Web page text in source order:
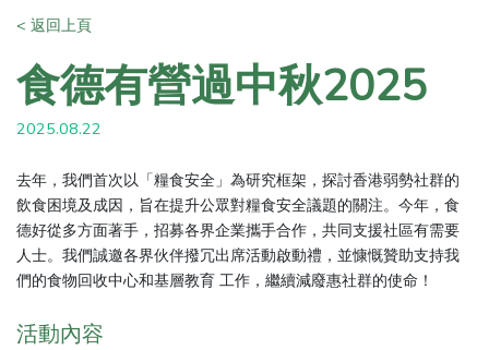
< 返回上頁
食德有營過中秋2025
2025.08.22
去年，我們首次以「糧食安全」為研究框架，探討香港弱勢社群的
飲食困境及成因，旨在提升公眾對糧食安全議題的關注。今年，食
德好從多方面著手，招募各界企業攜手合作，共同支援社區有需要
人士。我們誠邀各界伙伴撥冗出席活動啟動禮，並慷慨贊助支持我
們的食物回收中心和基層教育 工作，繼續減廢惠社群的使命！
活動內容